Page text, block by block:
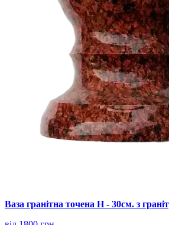
Ваза гранітна точена Н - 30см. з